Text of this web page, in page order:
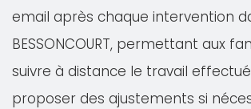
email après chaque intervention
BESSONCOURT, permettant aux
suivre à distance le travail
proposer des ajustements si